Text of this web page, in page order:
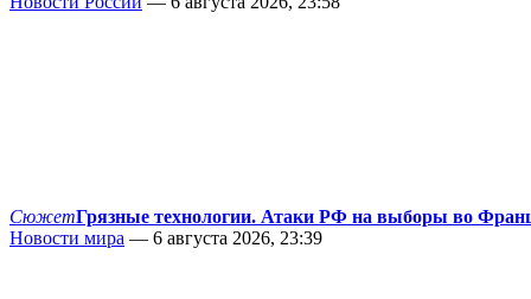
СюжетГрязные технологии. Атаки РФ на выборы во
Новости мира — 6 августа 2026, 23:39